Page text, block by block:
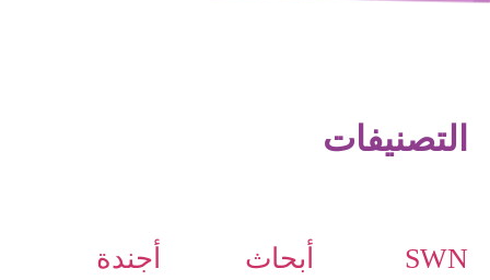
التصنيفات
SWN
أبحاث
أجندة